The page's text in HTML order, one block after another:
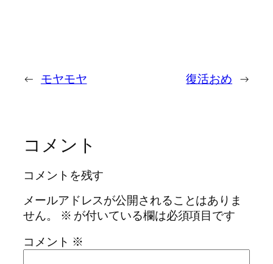
← モヤモヤ 復活おめ →
コメント
コメントを残す
メールアドレスが公開されることはありま
せん。
※ が付いている欄は必須項目です
コメント ※